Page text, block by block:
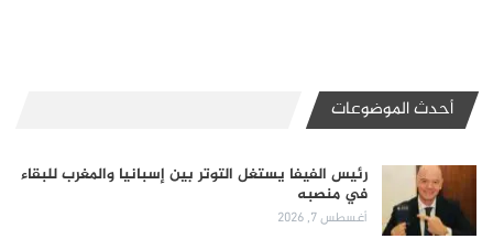
أحدث الموضوعات
رئيس الفيفا يستغل التوتر بين إسبانيا والمغرب للبقاء
في منصبه
أغسطس 7, 2026